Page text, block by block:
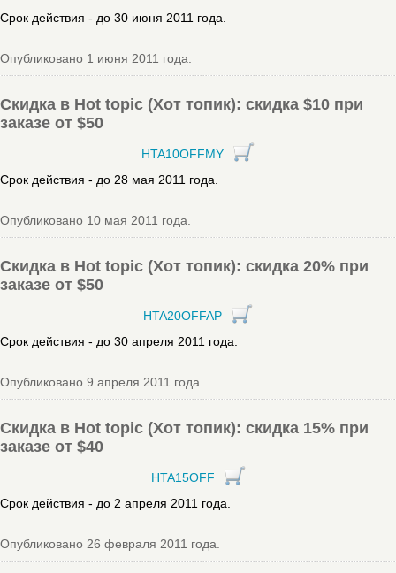
Срок действия - до 30 июня 2011 года.
Опубликовано 1 июня 2011 года.
Скидка в Hot topic (Хот топик): скидка $10 при
заказе от $50
HTA10OFFMY
Срок действия - до 28 мая 2011 года.
Опубликовано 10 мая 2011 года.
Скидка в Hot topic (Хот топик): скидка 20% при
заказе от $50
HTA20OFFAP
Срок действия - до 30 апреля 2011 года.
Опубликовано 9 апреля 2011 года.
Скидка в Hot topic (Хот топик): скидка 15% при
заказе от $40
HTA15OFF
Срок действия - до 2 апреля 2011 года.
Опубликовано 26 февраля 2011 года.